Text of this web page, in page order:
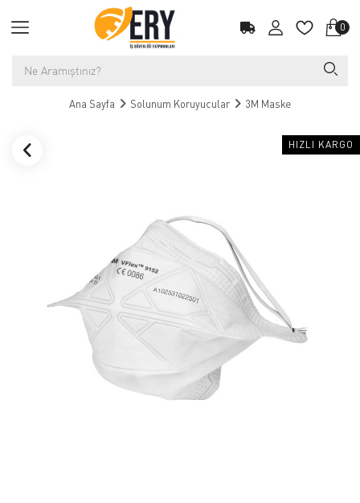
0
Ana Sayfa Solunum Koruyucular 3M Maske
HIZLI KARGO